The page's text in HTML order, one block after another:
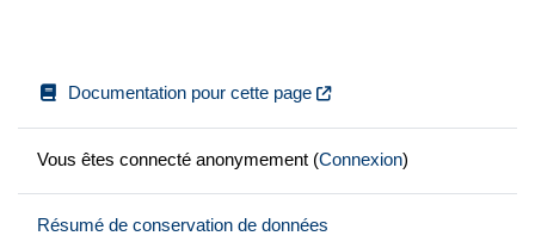
Documentation pour cette page
Vous êtes connecté anonymement (Connexion)
Résumé de conservation de données